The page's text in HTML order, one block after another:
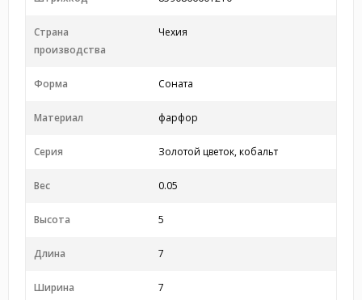
Страна
производства
Чехия
Форма Соната
Материал фарфор
Серия Золотой цветок, кобальт
Вес 0.05
Высота 5
Длина 7
Ширина 7